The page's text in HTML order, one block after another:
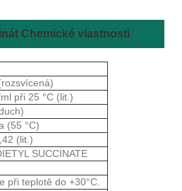
Chemické vlastnosti
při 25 °C (lit.)
(55 °C)
(lit.)
SUCCINATE
při teplotě do +30°C.